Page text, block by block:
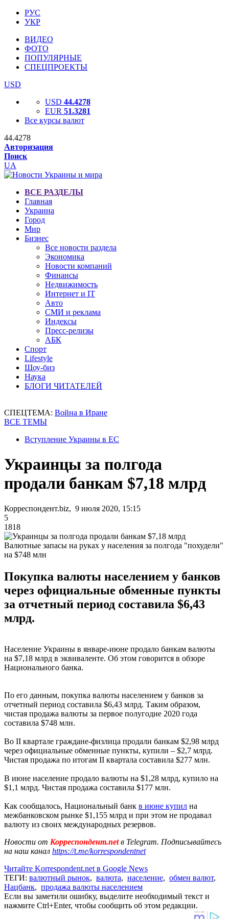
РУС
УКР
ВИДЕО
ФОТО
ПОПУЛЯРНЫЕ
СПЕЦПРОЕКТЫ
USD
USD 44.4278
EUR 51.3281
Все курсы валют
44.4278
Авторизация
Поиск
UA
ВСЕ РАЗДЕЛЫ
Главная
Украина
Город
Мир
Бизнес
Все новости раздела
Экономика
Новости компаний
Финансы
Недвижимость
Интернет и IT
Авто
СМИ и реклама
Индексы
Пресс-релизы
АБК
Спорт
Lifestyle
Шоу-биз
Наука
БЛОГИ ЧИТАТЕЛЕЙ
СПЕЦТЕМА: Война в Иране
ВСЕ ТЕМЫ
Вступление Украины в ЕС
Украинцы за полгода
продали банкам $7,18 млрд
Корреспондент.biz, 9 июля 2020, 15:15
5
1818
Валютные запасы на руках у населения за полгода "похудели"
на $748 млн
Покупка валюты населением у банков
через официальные обменные пункты
за отчетный период составила $6,43
млрд.
Население Украины в январе-июне продало банкам валюты
на $7,18 млрд в эквиваленте. Об этом говорится в обзоре
Национального банка.
По его данным, покупка валюты населением у банков за
отчетный период составила $6,43 млрд. Таким образом,
чистая продажа валюты за первое полугодие 2020 года
составила $748 млн.
Во II квартале граждане-физлица продали банкам $2,98 млрд
через официальные обменные пункты, купили – $2,7 млрд.
Чистая продажа по итогам II квартала составила $277 млн.
В июне население продало валюты на $1,28 млрд, купило на
$1,1 млрд. Чистая продажа составила $177 млн.
Как сообщалось, Национальный банк в июне купил на
межбанковском рынке $1,155 млрд и при этом не продавал
валюту из своих международных резервов.
Новости от Корреспондент.netв Telegram. Подписывайтесь
на наш канал https://t.me/korrespondentnet
Читайте Korrespondent.net в Google News
ТЕГИ: валютный рынок, валюта, население, обмен валют,
Нацбанк, продажа валюты населением
Если вы заметили ошибку, выделите необходимый текст и
нажмите Ctrl+Enter, чтобы сообщить об этом редакции.